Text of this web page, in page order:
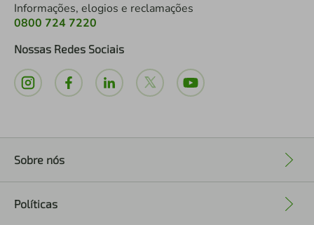
Informações, elogios e reclamações
0800 724 7220
Nossas Redes Sociais
Sobre nós
Políticas